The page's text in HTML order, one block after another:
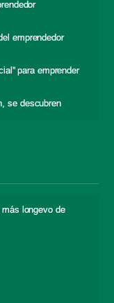
emprendedor
para emprender
se descubren
longevo de